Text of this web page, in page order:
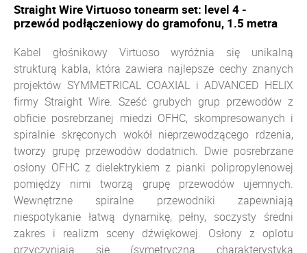
Straight Wire Virtuoso tonearm set: level 4 -
przewód podłączeniowy do gramofonu, 1.5 metra
Kabel głośnikowy Virtuoso wyróżnia się unikalną
strukturą kabla, która zawiera najlepsze cechy znanych
projektów SYMMETRICAL COAXIAL i ADVANCED HELIX
firmy Straight Wire. Sześć grubych grup przewodów z
obficie posrebrzanej miedzi OFHC, skompresowanych i
spiralnie skręconych wokół nieprzewodzącego rdzenia,
tworzy grupę przewodów dodatnich. Dwie posrebrzane
osłony OFHC z dielektrykiem z pianki polipropylenowej
pomiędzy nimi tworzą grupę przewodów ujemnych.
Wewnętrzne spiralne przewodniki zapewniają
niespotykanie łatwą dynamikę, pełny, soczysty średni
zakres i realizm sceny dźwiękowej. Osłony z oplotu
przyczyniają się (symetryczna charakterystyka